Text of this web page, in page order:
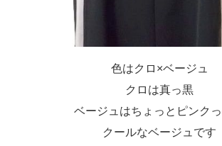
色はクロ×ベージュ
クロは真っ黒
ベージュはちょっとピンク
クールなベージュです